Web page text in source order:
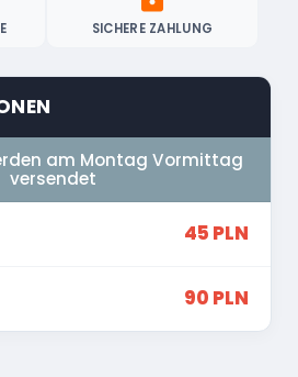
SICHERE ZAHLUNG
am Montag Vormittag
versendet
45 PLN
90 PLN